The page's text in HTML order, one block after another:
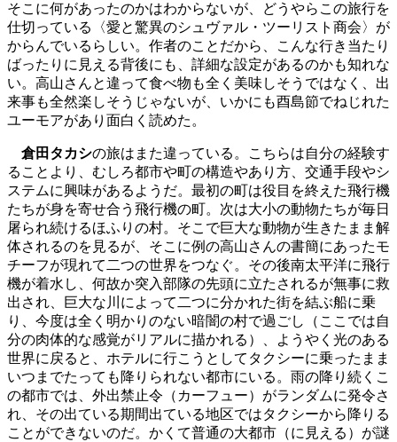
そこに何があったのかはわからないが、どうやらこの旅行を
仕切っている〈愛と驚異のシュヴァル・ツーリスト商会〉が
からんでいるらしい。作者のことだから、こんな行き当たり
ばったりに見える背後にも、詳細な設定があるのかも知れな
い。高山さんと違って食べ物も全く美味しそうではなく、出
来事も全然楽しそうじゃないが、いかにも酉島節でねじれた
ユーモアがあり面白く読めた。
倉田タカシの旅はまた違っている。こちらは自分の経験す
ることより、むしろ都市や町の構造やあり方、交通手段やシ
ステムに興味があるようだ。最初の町は役目を終えた飛行機
たちが身を寄せ合う飛行機の町。次は大小の動物たちが毎日
屠られ続けるほふりの村。そこで巨大な動物が生きたまま解
体されるのを見るが、そこに例の高山さんの書簡にあったモ
チーフが現れて二つの世界をつなぐ。その後南太平洋に飛行
機が着水し、何故か突入部隊の先頭に立たされるが無事に救
出され、巨大な川によって二つに分かれた街を結ぶ船に乗
り、今度は全く明かりのない暗闇の村で過ごし（ここでは自
分の肉体的な感覚がリアルに描かれる）、ようやく光のある
世界に戻ると、ホテルに行こうとしてタクシーに乗ったまま
いつまでたっても降りられない都市にいる。雨の降り続くこ
の都市では、外出禁止令（カーフュー）がランダムに発令さ
れ、その出ている期間出ている地区ではタクシーから降りる
ことができないのだ。かくて普通の大都市（に見える）が謎